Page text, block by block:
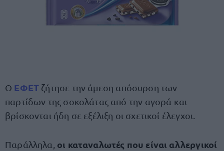
Ο ΕΦΕΤ ζήτησε την άμεση απόσυρση των
παρτίδων της σοκολάτας από την αγορά και
βρίσκονται ήδη σε εξέλιξη οι σχετικοί έλεγχοι.
Παράλληλα, οι καταναλωτές που είναι αλλεργικοί